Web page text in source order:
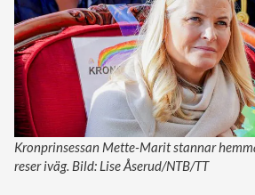
Kronprinsessan Mette-Marit stannar
reser iväg. Bild: Lise Åserud/NTB/TT